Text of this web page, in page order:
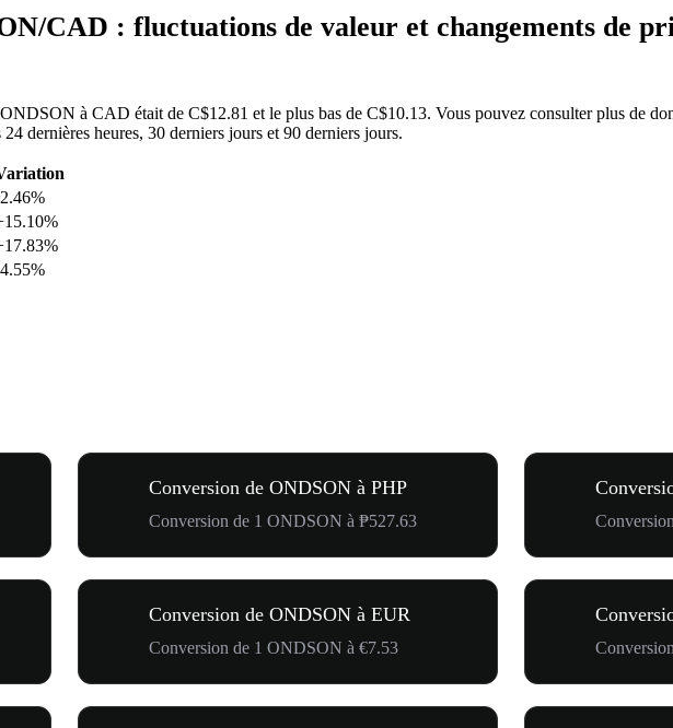
CAD : fluctuations de valeur et changements de
à CAD était de C$12.81 et le plus bas de C$10.13. Vous pouvez consulter plus de
dernières heures, 30 derniers jours et 90 derniers jours.
Conversion de ONDSON à PHP
Conversion de 1 ONDSON à ₱527.63
Conversion de ONDSON à EUR
Conversion de 1 ONDSON à €7.53